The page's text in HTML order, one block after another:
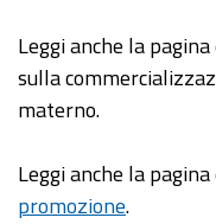
Leggi anche la
sulla
materno.
Leggi anche la
promozione.